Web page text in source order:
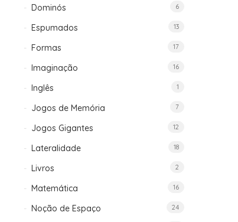
Dominós 6
Espumados 13
Formas 17
Imaginação 16
Inglês 1
Jogos de Memória 7
Jogos Gigantes 12
Lateralidade 18
Livros 2
Matemática 16
Noção de Espaço 24